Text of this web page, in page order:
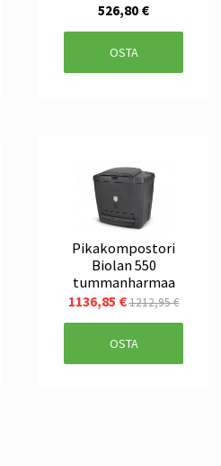
526,80 €
OSTA
Pikakompostori
Biolan 550
tummanharmaa
1136,85 €1212,95 €
OSTA